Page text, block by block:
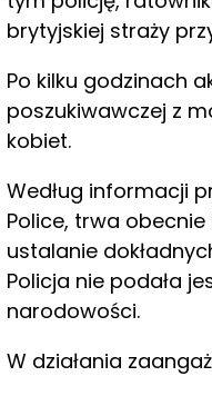
brytyjskiej straży
Po kilku godzinach
poszukiwawczej z
kobiet.
Według informacji
Police, trwa
ustalanie
Policja nie podała
narodowości.
W działania